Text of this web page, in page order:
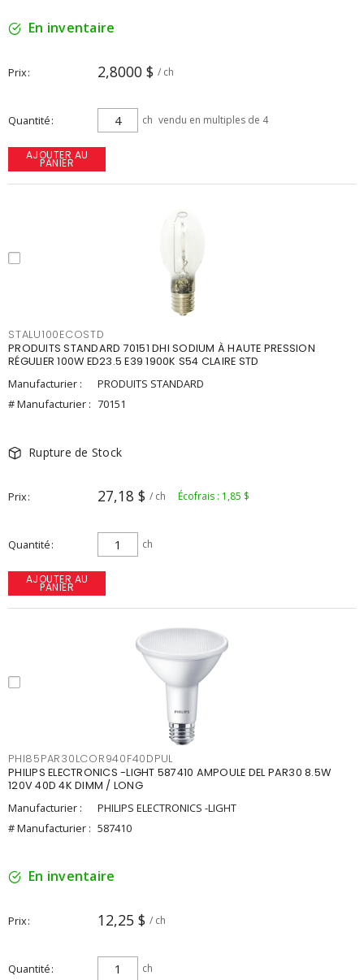
En inventaire
Prix 2,8000 $ / ch
Quantité ch vendu en multiples de 4
AJOUTER AU
PANIER
STALU100ECOSTD
PRODUITS STANDARD 70151 DHI SODIUM À HAUTE PRESSION
RÉGULIER 100W ED23.5 E39 1900K S54 CLAIRE STD
Manufacturier :
PRODUITS STANDARD
# Manufacturier : 70151
Rupture de Stock
Prix 27,18 $ / ch Écofrais : 1,85 $
Quantité ch
AJOUTER AU
PANIER
PHI85PAR30LCOR940F40DPUL
PHILIPS ELECTRONICS -LIGHT 587410 AMPOULE DEL PAR30 8.5W
120V 40D 4K DIMM / LONG
Manufacturier :
PHILIPS ELECTRONICS -LIGHT
# Manufacturier : 587410
En inventaire
Prix 12,25 $ / ch
Quantité ch